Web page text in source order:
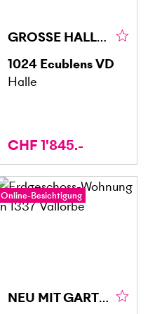
GROSSE HALLE AN ZENTRALER LAGE
1024 Ecublens VD
Halle
CHF 1'845.-
Online-Besichtigung
NEU MIT GARTEN